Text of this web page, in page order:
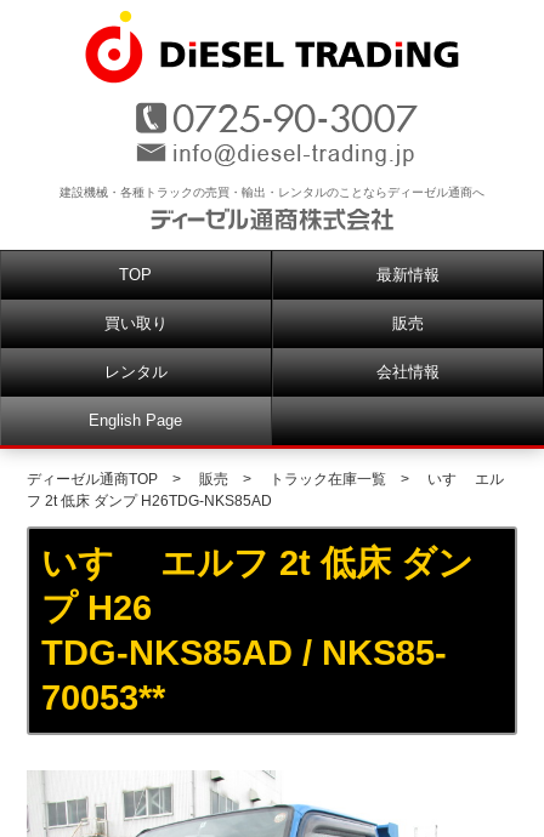
建設機械・各種トラックの売買・輸出・レンタルのことならディーゼル通商へ
TOP 最新情報
買い取り 販売
レンタル 会社情報
English Page
ディーゼル通商TOP >販売 > トラック在庫一覧 > いすゞ エル
フ 2t 低床 ダンプ H26TDG-NKS85AD
いすゞ エルフ 2t 低床 ダン
プ H26
TDG-NKS85AD / NKS85-
70053**